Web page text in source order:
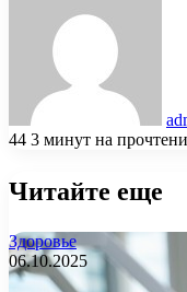
44 3 минут на
Читайте еще
Здоровье
06.10.2025